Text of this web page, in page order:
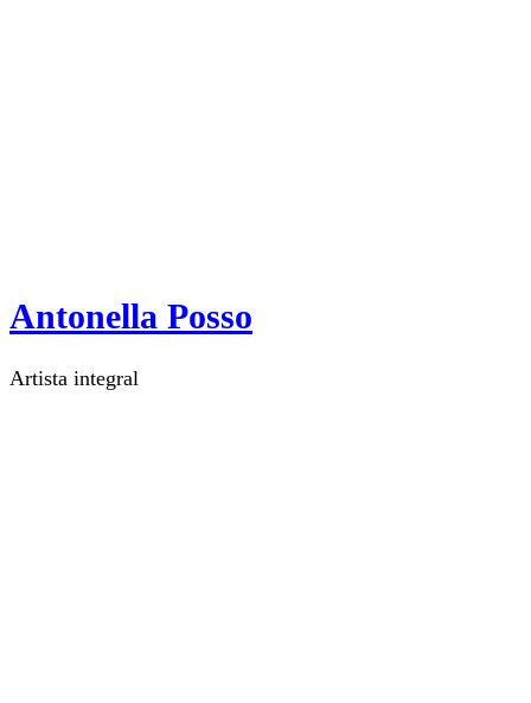
Antonella Posso
Artista integral